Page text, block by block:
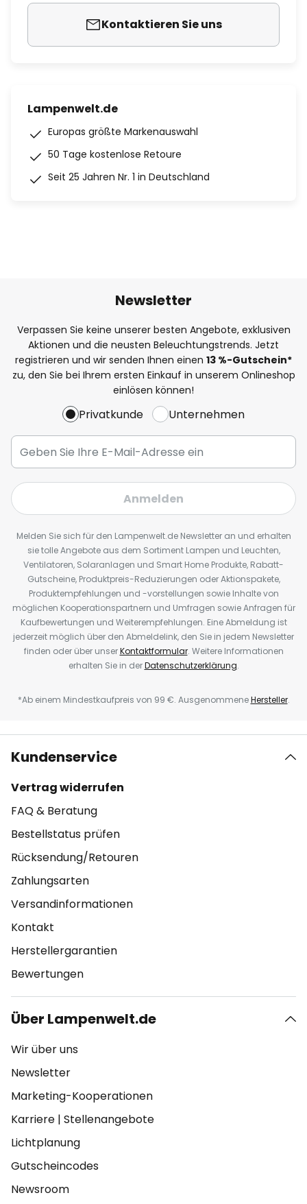
Kontaktieren Sie uns
Lampenwelt.de
Europas größte Markenauswahl
50 Tage kostenlose Retoure
Seit 25 Jahren Nr. 1 in Deutschland
Newsletter
Verpassen Sie keine unserer besten Angebote, exklusiven
Aktionen und die neusten Beleuchtungstrends. Jetzt
registrieren und wir senden Ihnen einen 13 %-Gutschein*
zu, den Sie bei Ihrem ersten Einkauf in unserem Onlineshop
einlösen können!
Privatkunde Unternehmen
Anmelden
Melden Sie sich für den Lampenwelt.de Newsletter an und erhalten
sie tolle Angebote aus dem Sortiment Lampen und Leuchten,
Ventilatoren, Solaranlagen und Smart Home Produkte, Rabatt-
Gutscheine, Produktpreis-Reduzierungen oder Aktionspakete,
Produktempfehlungen und -vorstellungen sowie Inhalte von
möglichen Kooperationspartnern und Umfragen sowie Anfragen für
Kaufbewertungen und Weiterempfehlungen. Eine Abmeldung ist
jederzeit möglich über den Abmeldelink, den Sie in jedem Newsletter
finden oder über unserKontaktformular. Weitere Informationen
erhalten Sie in derDatenschutzerklärung.
*Ab einem Mindestkaufpreis von 99 €. AusgenommeneHersteller.
Kundenservice
Vertrag widerrufen
FAQ & Beratung
Bestellstatus prüfen
Rücksendung/Retouren
Zahlungsarten
Versandinformationen
Kontakt
Herstellergarantien
Bewertungen
Über Lampenwelt.de
Wir über uns
Newsletter
Marketing-Kooperationen
Karriere | Stellenangebote
Lichtplanung
Gutscheincodes
Newsroom